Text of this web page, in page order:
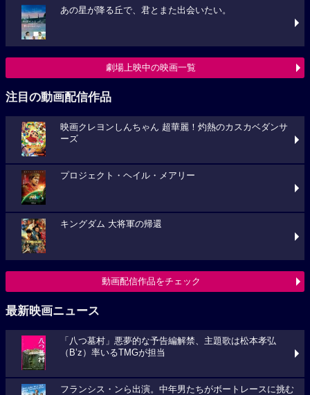
あの星が降る丘で、君とまた出会いたい。
劇場上映中の映画一覧
注目の動画配信作品
映画クレヨンしんちゃん 超華麗！灼熱のカスカベダンサ
ーズ
プロジェクト・ヘイル・メアリー
キングダム 大将軍の帰還
動画配信作品をチェック
最新映画ニュース
「八つ墓村」悪夢的な予告編解禁、主題歌は松本孝弘
（B’z）率いるTMGが担当
フランシス・ンら出演。中年男たちがボートレースに挑む